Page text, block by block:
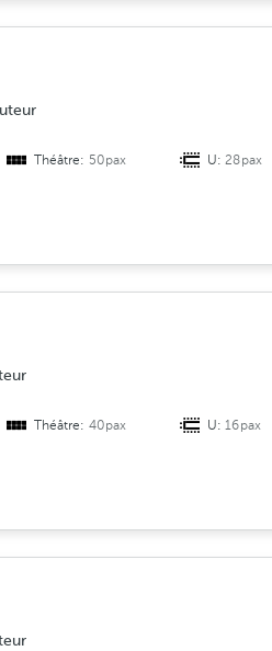
Théâtre: 50pax U:28pax
Théâtre: 40pax U:16pax